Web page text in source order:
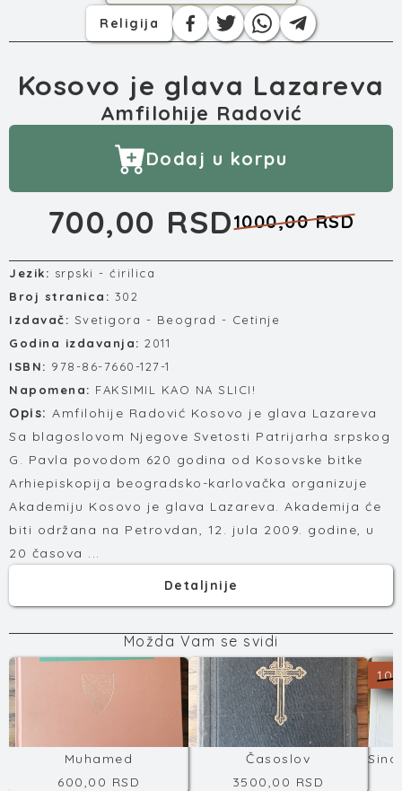
Religija
Kosovo je glava Lazareva
Amfilohije Radović
Dodaj u korpu
700,00 RSD1000,00 RSD
Jezik: srpski - ćirilica
Broj stranica: 302
Izdavač: Svetigora - Beograd - Cetinje
Godina izdavanja: 2011
ISBN: 978-86-7660-127-1
Napomena: FAKSIMIL KAO NA SLICI!
Opis: Amfilohije Radović Kosovo je glava Lazareva
Sa blagoslovom Njegove Svetosti Patrijarha srpskog
G. Pavla povodom 620 godina od Kosovske bitke
Arhiepiskopija beogradsko-karlovačka organizuje
Akademiju Kosovo je glava Lazareva. Akademija će
biti održana na Petrovdan, 12. jula 2009. godine, u
20 časova ...
Detaljnije
Možda Vam se svidi
Muhamed
600,00 RSD
Časoslov
3500,00 RSD